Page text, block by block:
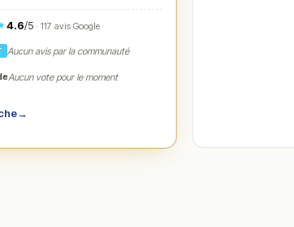
4.6/5· 117 avis Google
Aucun avis par la communauté
Aucun vote pour le moment
→